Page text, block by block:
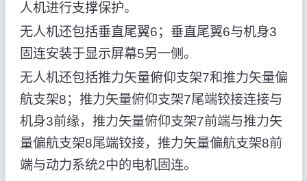
人机进行支撑保护。
无人机还包括垂直尾翼6；垂直尾翼6与机身3
固连安装于显示屏幕5另一侧。
无人机还包括推力矢量俯仰支架7和推力矢量偏
航支架8；推力矢量俯仰支架7尾端铰接连接与
机身3前缘，推力矢量俯仰支架7前端与推力矢
量偏航支架8尾端铰接，推力矢量偏航支架8前
端与动力系统2中的电机固连。